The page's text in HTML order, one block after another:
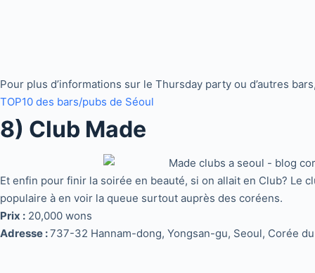
Pour plus d’informations sur le Thursday party ou d’autres
TOP10 des bars/pubs de Séoul
8) Club Made
Et enfin pour finir la soirée en beauté, si on allait en Club? Le
populaire à en voir la queue surtout auprès des coréens.
Prix : 20,000 wons
Adresse :737-32 Hannam-dong, Yongsan-gu, Seoul, Corée